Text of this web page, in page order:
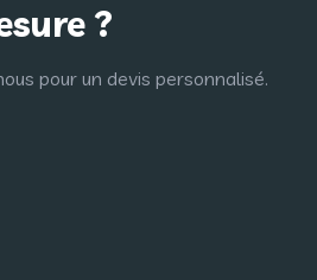
?
pour un devis personnalisé.